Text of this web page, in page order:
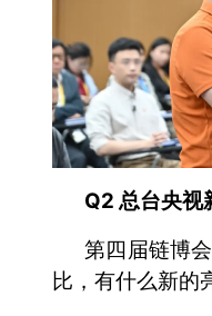
Q2 总台央视
第四届链博
比，有什么新的